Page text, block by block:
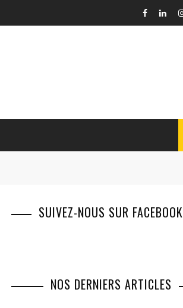
SUIVEZ-NOUS SUR FACEBOOK
NOS DERNIERS ARTICLES